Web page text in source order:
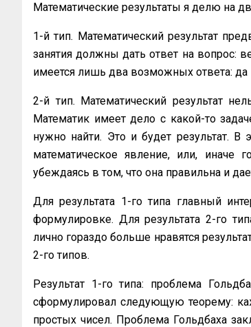
Математические результа­ты я делю на
1-й тип. Математический результат
занятия должны дать ответ на вопрос:
имеется лишь два возможных ответа: да
2-й тип. Математический результат
Математик имеет дело с какой-то
нужно найти. Это и будет результат. В
математическое яв­ление, или, иначе
убеждаясь в том, что она правильна и
Для результата 1-го типа главный
формулировке. Для результата 2-го
лично гораздо больше нравятся
2-го типов.
Результат 1-го типа: проблема
сформулировал следующую те­орему:
простых чисел. Проблема Гольдбаха